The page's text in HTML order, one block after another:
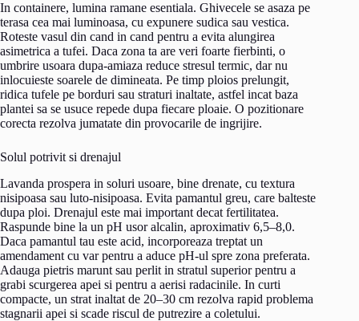
In containere, lumina ramane esentiala. Ghivecele se asaza pe
terasa cea mai luminoasa, cu expunere sudica sau vestica.
Roteste vasul din cand in cand pentru a evita alungirea
asimetrica a tufei. Daca zona ta are veri foarte fierbinti, o
umbrire usoara dupa-amiaza reduce stresul termic, dar nu
inlocuieste soarele de dimineata. Pe timp ploios prelungit,
ridica tufele pe borduri sau straturi inaltate, astfel incat baza
plantei sa se usuce repede dupa fiecare ploaie. O pozitionare
corecta rezolva jumatate din provocarile de ingrijire.
Solul potrivit si drenajul
Lavanda prospera in soluri usoare, bine drenate, cu textura
nisipoasa sau luto-nisipoasa. Evita pamantul greu, care balteste
dupa ploi. Drenajul este mai important decat fertilitatea.
Raspunde bine la un pH usor alcalin, aproximativ 6,5–8,0.
Daca pamantul tau este acid, incorporeaza treptat un
amendament cu var pentru a aduce pH-ul spre zona preferata.
Adauga pietris marunt sau perlit in stratul superior pentru a
grabi scurgerea apei si pentru a aerisi radacinile. In curti
compacte, un strat inaltat de 20–30 cm rezolva rapid problema
stagnarii apei si scade riscul de putrezire a coletului.